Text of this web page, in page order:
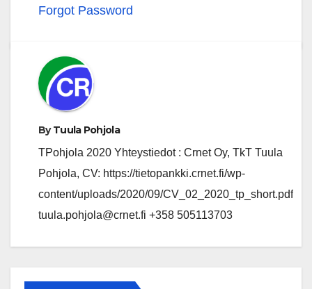
Forgot Password
ByTuula Pohjola
TPohjola 2020 Yhteystiedot : Crnet Oy, TkT Tuula
Pohjola, CV: https://tietopankki.crnet.fi/wp-
content/uploads/2020/09/CV_02_2020_tp_short.pdf
tuula.pohjola@crnet.fi +358 505113703